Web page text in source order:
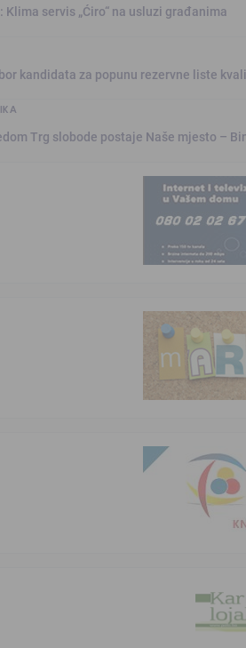
servis „Ćiro“ na usluzi građanima
kandidata za popunu rezervne liste
Trg slobode postaje Naše mjesto –